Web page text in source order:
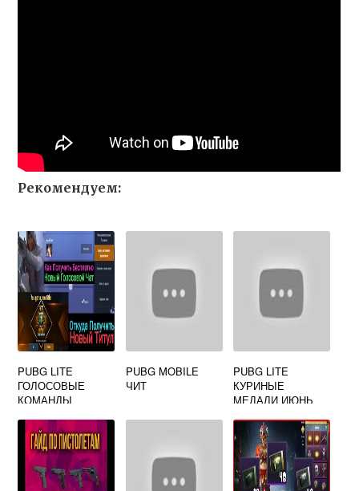
Рекомендуем:
PUBG LITE
ГОЛОСОВЫЕ
КОМАНДЫ
PUBG MOBILE
ЧИТ
PUBG LITE
КУРИНЫЕ
МЕДАЛИ ИЮНЬ